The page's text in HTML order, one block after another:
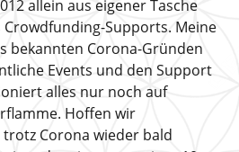
allein aus eigener Tasche
Supports. Meine
bekannten Corona-Gründen
Events und den Support
alles nur noch auf
Hoffen wir
Corona wieder bald